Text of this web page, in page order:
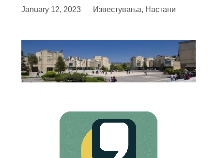
January 12, 2023 Известувања, Настани